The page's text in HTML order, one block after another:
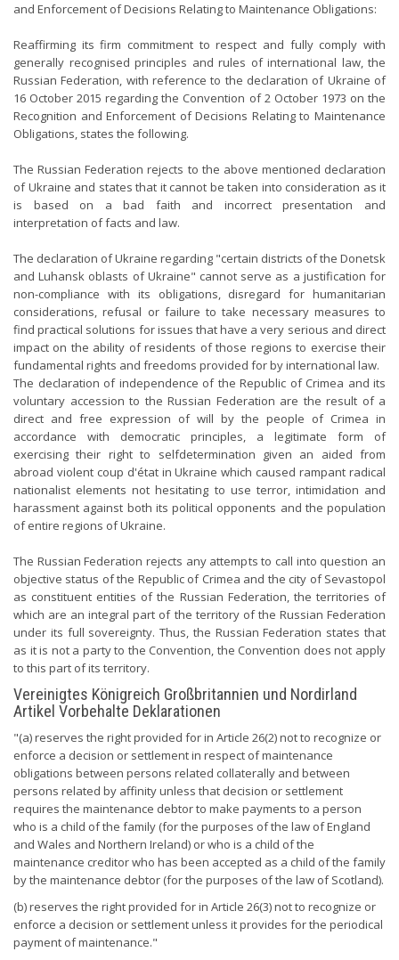
and Enforcement of Decisions Relating to Maintenance Obligations:
Reaffirming its firm commitment to respect and fully comply with
generally recognised principles and rules of international law, the
Russian Federation, with reference to the declaration of Ukraine of
16 October 2015 regarding the Convention of 2 October 1973 on the
Recognition and Enforcement of Decisions Relating to Maintenance
Obligations, states the following.
The Russian Federation rejects to the above mentioned declaration
of Ukraine and states that it cannot be taken into consideration as it
is based on a bad faith and incorrect presentation and
interpretation of facts and law.
The declaration of Ukraine regarding "certain districts of the Donetsk
and Luhansk oblasts of Ukraine" cannot serve as a justification for
non-compliance with its obligations, disregard for humanitarian
considerations, refusal or failure to take necessary measures to
find practical solutions for issues that have a very serious and direct
impact on the ability of residents of those regions to exercise their
fundamental rights and freedoms provided for by international law.
The declaration of independence of the Republic of Crimea and its
voluntary accession to the Russian Federation are the result of a
direct and free expression of will by the people of Crimea in
accordance with democratic principles, a legitimate form of
exercising their right to selfdetermination given an aided from
abroad violent coup d'état in Ukraine which caused rampant radical
nationalist elements not hesitating to use terror, intimidation and
harassment against both its political opponents and the population
of entire regions of Ukraine.
The Russian Federation rejects any attempts to call into question an
objective status of the Republic of Crimea and the city of Sevastopol
as constituent entities of the Russian Federation, the territories of
which are an integral part of the territory of the Russian Federation
under its full sovereignty. Thus, the Russian Federation states that
as it is not a party to the Convention, the Convention does not apply
to this part of its territory.
Vereinigtes Königreich Großbritannien und Nordirland
Artikel Vorbehalte Deklarationen
"(a) reserves the right provided for in Article 26(2) not to recognize or
enforce a decision or settlement in respect of maintenance
obligations between persons related collaterally and between
persons related by affinity unless that decision or settlement
requires the maintenance debtor to make payments to a person
who is a child of the family (for the purposes of the law of England
and Wales and Northern Ireland) or who is a child of the
maintenance creditor who has been accepted as a child of the family
by the maintenance debtor (for the purposes of the law of Scotland).
(b) reserves the right provided for in Article 26(3) not to recognize or
enforce a decision or settlement unless it provides for the periodical
payment of maintenance."